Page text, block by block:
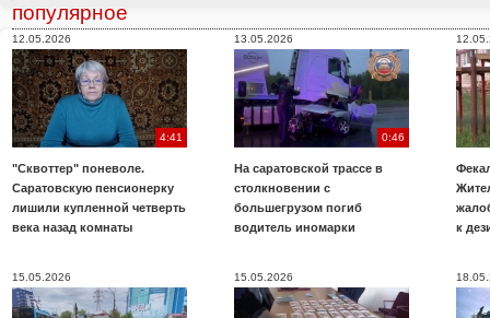
популярное
12.05.2026
4:41
"Сквоттер" поневоле.
Саратовскую пенсионерку
лишили купленной четверть
века назад комнаты
13.05.2026
0:46
На саратовской трассе в
столкновении с
большегрузом погиб
водитель иномарки
к
15.05.2026 15.05.2026